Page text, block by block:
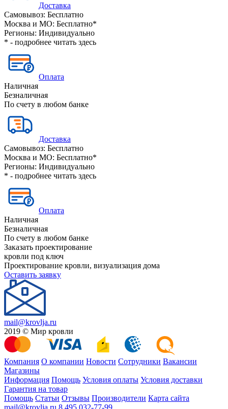
Доставка
Самовывоз: Бесплатно
Москва и МО: Бесплатно*
Регионы: Индивидуально
* - подробнее читать здесь
Оплата
Наличная
Безналичная
По счету в любом банке
Доставка
Самовывоз: Бесплатно
Москва и МО: Бесплатно*
Регионы: Индивидуально
* - подробнее читать здесь
Оплата
Наличная
Безналичная
По счету в любом банке
Заказать проектирование
кровли под ключ
Проектирование кровли, визуализация дома
Оставить заявку
mail@krovlja.ru
2019 © Мир кровли
Компания О компании Новости Сотрудники Вакансии
Магазины
Информация Помощь Условия оплаты Условия доставки
Гарантия на товар
Помощь Статьи Отзывы Производители Карта сайта
mail@krovlja.ru 8 495 032-77-99